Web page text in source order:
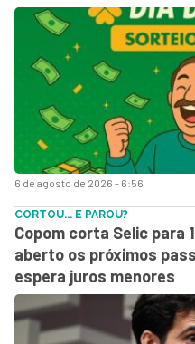
6 de agosto de 2026 - 6:56
CORTOU... E PAROU?
Copom corta Selic para
aberto os próximos
espera juros menores